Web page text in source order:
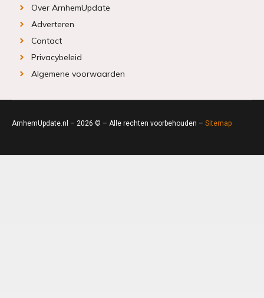
Over ArnhemUpdate
Adverteren
Contact
Privacybeleid
Algemene voorwaarden
ArnhemUpdate.nl – 2026 © – Alle rechten voorbehouden – Sitemap